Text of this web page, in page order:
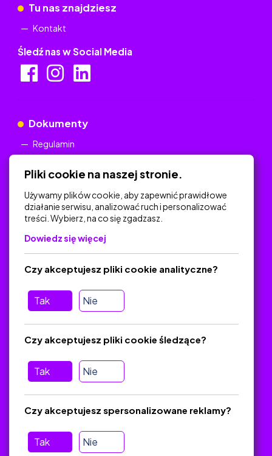
Tu nas znajdziesz
Kontakt
Śledź nas w Social Media
Dokumenty
Regulamin
Na skróty
Polityka Prywatności
Regulamin
O platformie
Baza materiałów dydaktycznych
Jak zostać autorem
FAQ
Pomoc
wiadomość nie trafiła do folderu SPAM)
Pliki cookie na naszej stronie.
Używamy plików cookie, aby zapewnić prawidłowe
działanie serwisu, analizować ruch i personalizować
treści. Wybierz, na co się zgadzasz.
Dowiedz się więcej
Tak Nie
Czy akceptujesz pliki cookie analityczne?
Tak Nie
Czy akceptujesz pliki cookie śledzące?
Tak Nie
Czy akceptujesz spersonalizowane reklamy?